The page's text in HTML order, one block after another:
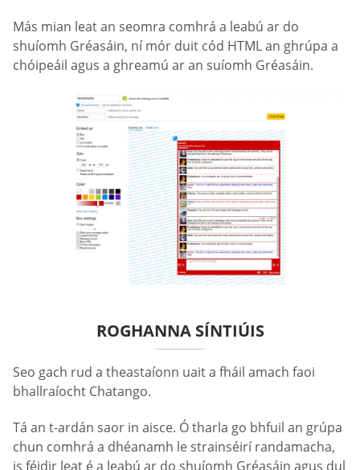
Más mian leat an seomra comhrá a leabú ar do
shuíomh Gréasáin, ní mór duit cód HTML an ghrúpa a
chóipeáil agus a ghreamú ar an suíomh Gréasáin.
ROGHANNA SÍNTIÚIS
Seo gach rud a theastaíonn uait a fháil amach faoi
bhallraíocht Chatango.
Tá an t-ardán saor in aisce. Ó tharla go bhfuil an grúpa
chun comhrá a dhéanamh le strainséirí randamacha,
is féidir leat é a leabú ar do shuíomh Gréasáin agus dul